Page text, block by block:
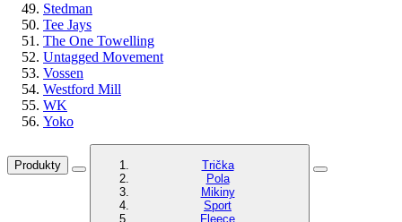
Stedman
Tee Jays
The One Towelling
Untagged Movement
Vossen
Westford Mill
WK
Yoko
Produkty
Trička
Pola
Mikiny
Sport
Fleece